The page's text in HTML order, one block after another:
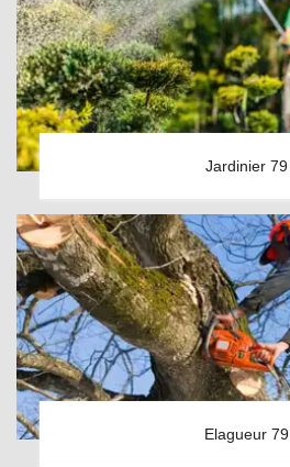
Jardinier 79
Elagueur 79